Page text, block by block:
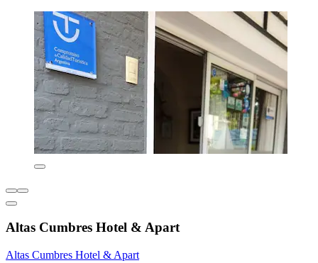
Altas Cumbres Hotel & Apart
Altas Cumbres Hotel & Apart